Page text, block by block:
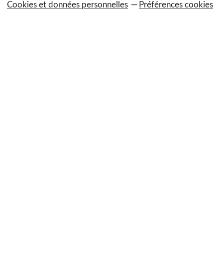
Cookies et données personnelles
Préférences cookies